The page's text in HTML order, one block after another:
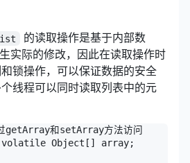
的读取操作是基于内部数
实际的修改，因此在读取操作时
锁操作，可以保证数据的安全
线程可以同时读取列表中的元
getArray和setArray方法访问
Object[] array;